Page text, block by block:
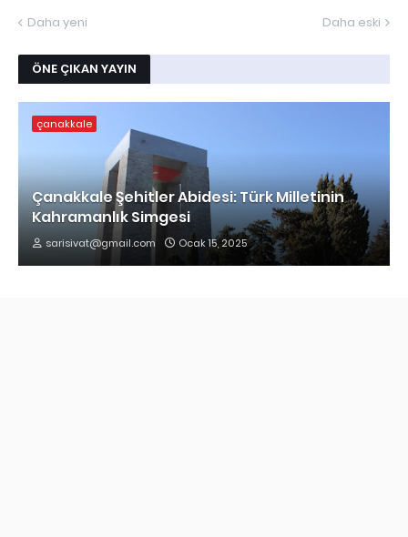
Daha yeni Daha eski
ÖNE ÇIKAN YAYIN
çanakkale
Çanakkale Şehitler Abidesi: Türk Milletinin
Kahramanlık Simgesi
sarisivat@gmail.com Ocak 15, 2025